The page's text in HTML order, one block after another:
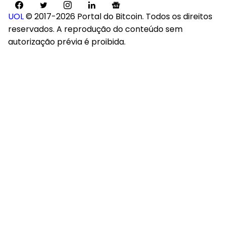
UOL© 2017-2026 Portal do Bitcoin. Todos os direitos
reservados. A reprodução do conteúdo sem
autorização prévia é proibida.